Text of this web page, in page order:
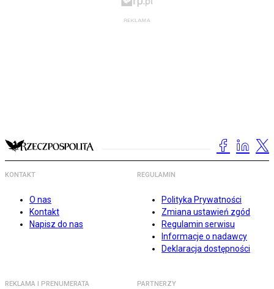
KONTAKT
O nas
Kontakt
Napisz do nas
REGULAMIN
Polityka Prywatności
Zmiana ustawień zgód
Regulamin serwisu
Informacje o nadawcy
Deklaracja dostępności
REKLAMA I PRENUMERATA PARTNERZY